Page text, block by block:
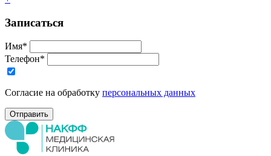
Записаться
Имя*
Телефон*
Согласие на обработку персональных данных